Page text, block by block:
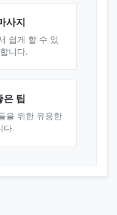
사지
쉽게 할 수 있
니다.
은 팁
을 위한 유용한
다.